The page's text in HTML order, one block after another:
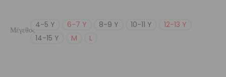
Μέγεθος
4-5 Y 6-7 Y 8-9 Y 10-11 Y
12-13 Y
14-15 Y
M L